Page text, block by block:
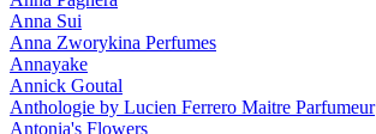
Anna Sui
Anna Zworykina Perfumes
Annayake
Annick Goutal
Anthologie by Lucien Ferrero Maitre Parfumeur
Antonia's Flowers